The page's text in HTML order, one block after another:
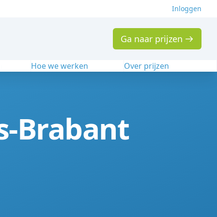
Inloggen
Ga naar prijzen
Hoe we werken Over prijzen
Brabant